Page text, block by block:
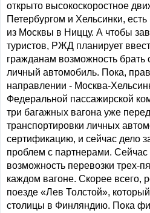
открыто высокоскоростное
Петербургом и Хельсинки,
из Москвы в Ниццу. А чтобы
туристов, РЖД планирует
гражданам возможность брать
личный автомобиль. Пока,
направлении - Москва-
Федеральной пассажирской
три багажных вагона уже
транспортировки личных
сертификацию, и сейчас дело
проблем с партнерами. Сейчас
возможность перевозки трех-
каждом вагоне. Скорее всего,
поезде «Лев Толстой»,
столицы в Финляндию. Пока